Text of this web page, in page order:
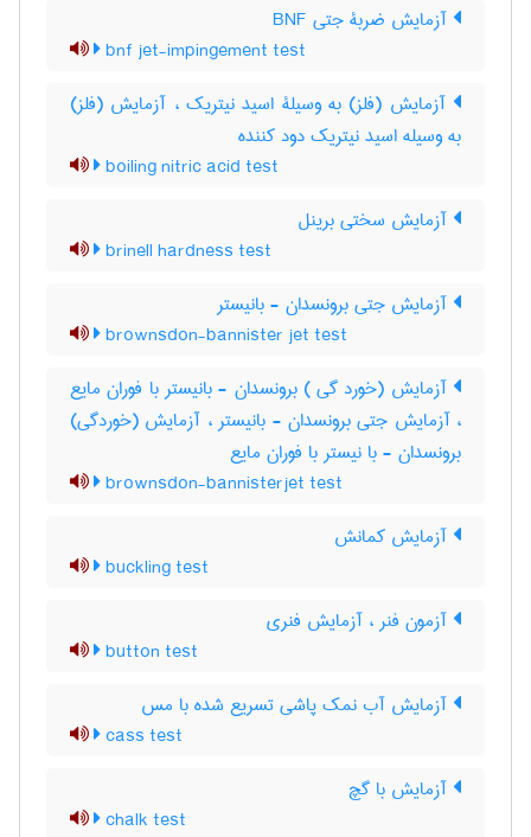
آزمایش ضربۀ جتی BNF
bnf jet-impingement test
آزمایش (فلز) به وسیلۀ اسید نیتریک ، آزمایش (فلز)
به وسیله اسید نیتریک دود کننده
boiling nitric acid test
آزمایش سختی برینل
brinell hardness test
آزمایش جتی برونسدان - بانیستر
brownsdon-bannister jet test
آزمایش (خورد گی ) برونسدان - بانیستر با فوران مایع
، آزمایش جتی برونسدان - بانیستر ، آزمایش (خوردگی)
برونسدان - با نیستر با فوران مایع
brownsdon-bannisterjet test
آزمایش کمانش
buckling test
آزمون فنر ، آزمایش فنری
button test
آزمایش آب نمک پاشی تسریع شده با مس
cass test
آزمایش با گچ
chalk test